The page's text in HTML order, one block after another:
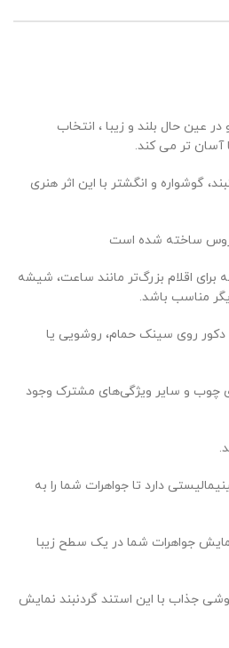
عین حال بلند و زیبا ، انتخاب
آسان تر می کند.
گوشواره و انگشتر با این اثر هنری
روس ساخته شده است
اقلام بزرگ‌تر مانند ساعت، شیشه
مناسب باشد.
دکور روی سینک حمام، روشویی یا
چوب و سایر ویژگی‌های مشترک وجود
دارد تا جواهرات شما را به
نمایش جواهرات شما در یک سطح زیبا
جذاب با این استند گردنبند نمایش